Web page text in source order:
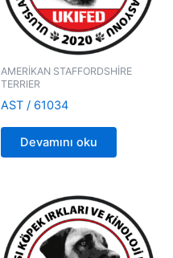
AMERİKAN STAFFORDSHİRE
TERRIER
AST / 61034
Devamını oku